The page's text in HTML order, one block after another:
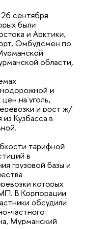
сентября
были
и Арктики,
Омбудсмен по
области,
и
на уголь,
и рост ж/
Кузбасса в
тарифной
в
грузовой базы и
которых
В Корпорации
обсудили
частного
Мурманский